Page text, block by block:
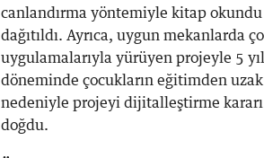
canlandırma yöntemiyle kitap
dağıtıldı. Ayrıca, uygun mekanlarda
uygulamalarıyla yürüyen projeyle 5
döneminde çocukların eğitimden
nedeniyle projeyi dijitalleştirme
doğdu.